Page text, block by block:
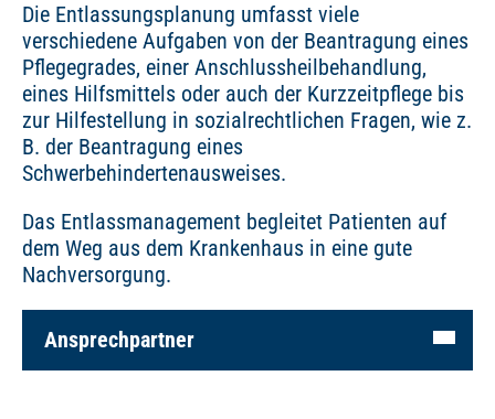
Die Entlassungsplanung umfasst viele
verschiedene Aufgaben von der Beantragung eines
Pflegegrades, einer Anschlussheilbehandlung,
eines Hilfsmittels oder auch der Kurzzeitpflege bis
zur Hilfestellung in sozialrechtlichen Fragen, wie z.
B. der Beantragung eines
Schwerbehindertenausweises.
Das Entlassmanagement begleitet Patienten auf
dem Weg aus dem Krankenhaus in eine gute
Nachversorgung.
Ansprechpartner